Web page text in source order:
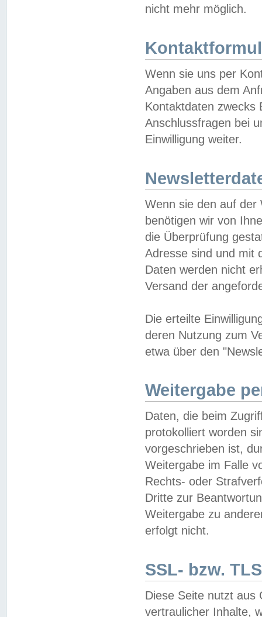
nicht mehr möglich.
Wenn sie uns per
Angaben aus dem
Kontaktdaten zwecks
Anschlussfragen bei
Einwilligung weiter.
Wenn sie den auf der
benötigen wir von
die Überprüfung
Adresse sind und mit
Daten werden nicht
Versand der
Die erteilte
deren Nutzung zum
etwa über den
Weitergabe
Daten, die beim
protokolliert worden
vorgeschrieben ist,
Weitergabe im Falle
Rechts- oder
Dritte zur
Weitergabe zu
erfolgt nicht.
SSL- bzw.
Diese Seite nutzt aus
vertraulicher Inhalte,